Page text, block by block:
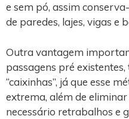
e sem pó, assim
de paredes, lajes, vigas e
Outra vantagem
passagens pré
“caixinhas”, já que esse
extrema, além de
necessário retrabalhos e